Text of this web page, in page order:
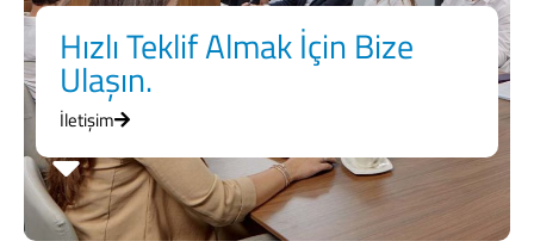
Hızlı Teklif Almak İçin Bize
Ulaşın.
İletişim